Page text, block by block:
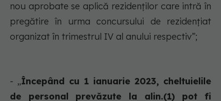
nou aprobate se aplică rezidenților care intră în
pregătire în urma concursului de rezidențiat
organizat în trimestrul IV al anului respectiv”;
- „Începând cu 1 ianuarie 2023, cheltuielile
de personal prevăzute la alin.(1) pot fi